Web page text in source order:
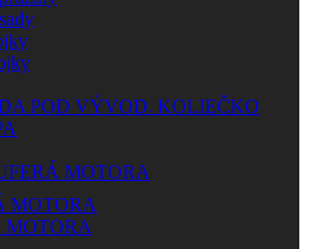
POD VÝVOD. KOLIEČKO
MOTORA
MOTORA
MOTORA